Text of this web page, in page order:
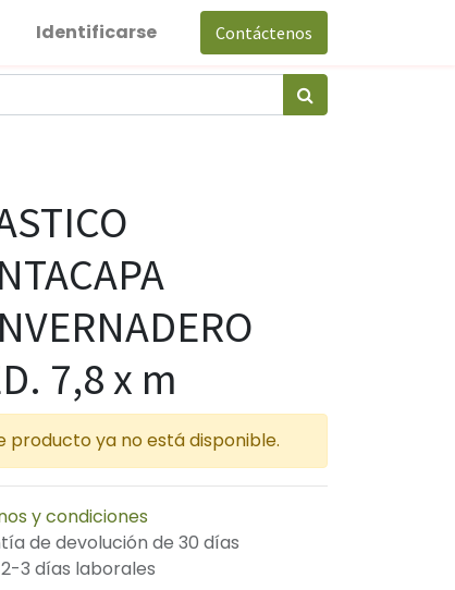
Identificarse Contáctenos
7,8 x m
producto ya no está disponible.
y condiciones
de devolución de 30 días
2-3 días laborales